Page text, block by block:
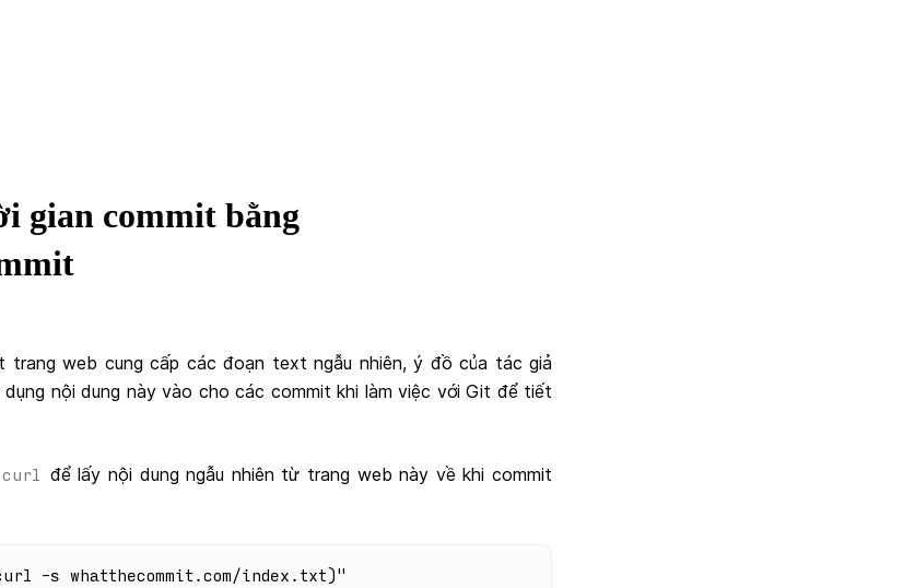
gian commit bằng
trang web cung cấp các đoạn text ngẫu nhiên, ý đồ của tác giả
nội dung này vào cho các commit khi làm việc với Git để tiết
curl để lấy nội dung ngẫu nhiên từ trang web này về khi commit
-s whatthecommit.com/index.txt)"